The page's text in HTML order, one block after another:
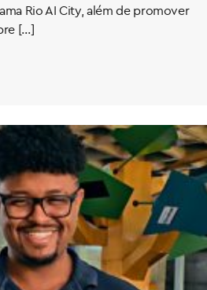
Rio AI City, além de promover
[…]